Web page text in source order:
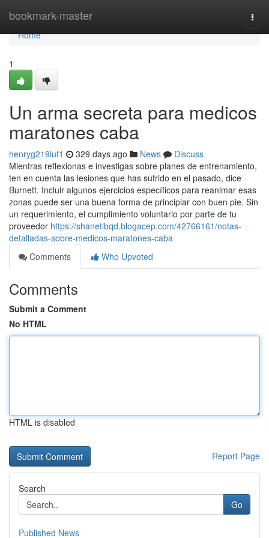
bookmark-master
Home
Home
1
Un arma secreta para medicos
maratones caba
henryg219iuf1 329 days ago News
Discuss
Mientras reflexionas e investigas sobre planes de entrenamiento,
ten en cuenta las lesiones que has sufrido en el pasado, dice
Burnett. Incluir algunos ejercicios específicos para reanimar esas
zonas puede ser una buena forma de principiar con buen pie. Sin
un requerimiento, el cumplimiento voluntario por parte de tu
proveedor https://shanetlbqd.blogacep.com/42766161/notas-
detalladas-sobre-medicos-maratones-caba
Comments
Who Upvoted
Comments
Submit a Comment
No HTML
HTML is disabled
Report Page
Search
Go
Published News